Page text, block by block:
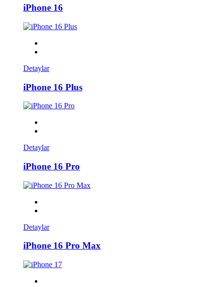
iPhone 16
Detaylar
iPhone 16 Plus
Detaylar
iPhone 16 Pro
Detaylar
iPhone 16 Pro Max